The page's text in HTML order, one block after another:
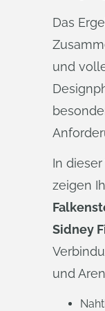
​Das
und
In
zeigen
Sidney
und